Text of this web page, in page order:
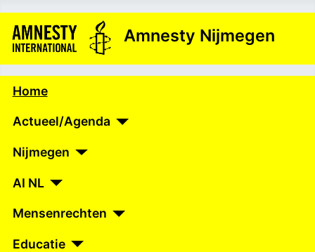
Amnesty Nijmegen
Home
Actueel/Agenda
Nijmegen
AI NL
Mensenrechten
Educatie